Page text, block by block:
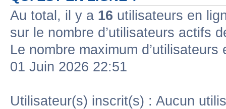
Au total, il y a 16 utilisateurs en
sur le nombre d’utilisateurs actifs
Le nombre maximum
01 Juin 2026 22:51
Utilisateur(s) inscrit(s) : Aucun